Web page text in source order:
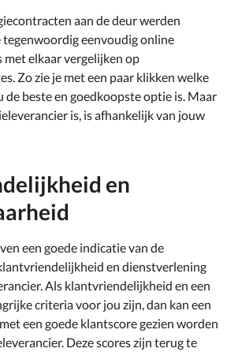
aan de deur werden
tegenwoordig eenvoudig online
met elkaar vergelijken op
Zo zie je met een paar klikken welke
de beste en goedkoopste optie is. Maar
is, is afhankelijk van jouw
en
een goede indicatie van de
en dienstverlening
Als klantvriendelijkheid en een
criteria voor jou zijn, dan kan een
een goede klantscore gezien worden
Deze scores zijn terug te